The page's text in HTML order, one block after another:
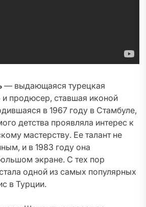
— выдающаяся турецкая
и продюсер, ставшая иконой
в 1967 году в Стамбуле,
детства проявляла интерес к
мастерству. Ее талант не
и в 1983 году она
экране. С тех пор
одной из самых популярных
в Турции.